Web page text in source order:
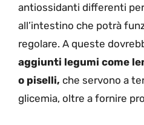
antiossidanti differenti
all’intestino che potrà
regolare. A queste
aggiunti legumi come
o piselli, che servono a
glicemia, oltre a fornire